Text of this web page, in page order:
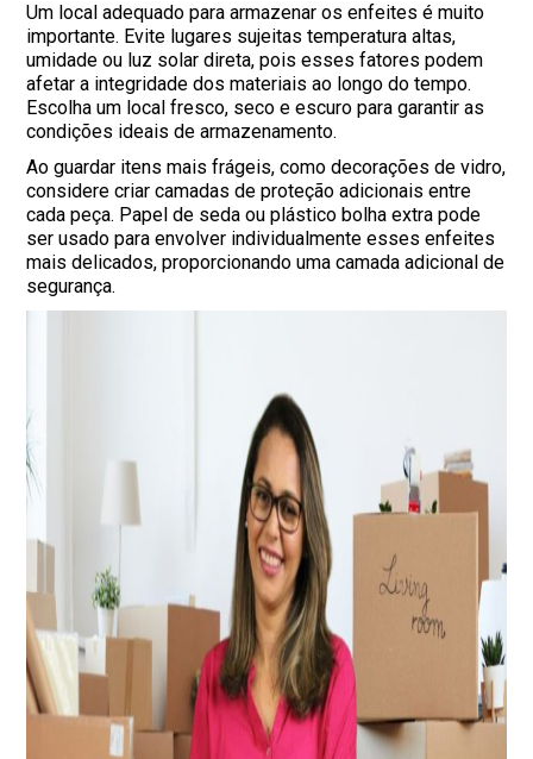
Um local adequado para armazenar os enfeites é muito
importante. Evite lugares sujeitas temperatura altas,
umidade ou luz solar direta, pois esses fatores podem
afetar a integridade dos materiais ao longo do tempo.
Escolha um local fresco, seco e escuro para garantir as
condições ideais de armazenamento.
Ao guardar itens mais frágeis, como decorações de vidro,
considere criar camadas de proteção adicionais entre
cada peça. Papel de seda ou plástico bolha extra pode
ser usado para envolver individualmente esses enfeites
mais delicados, proporcionando uma camada adicional de
segurança.